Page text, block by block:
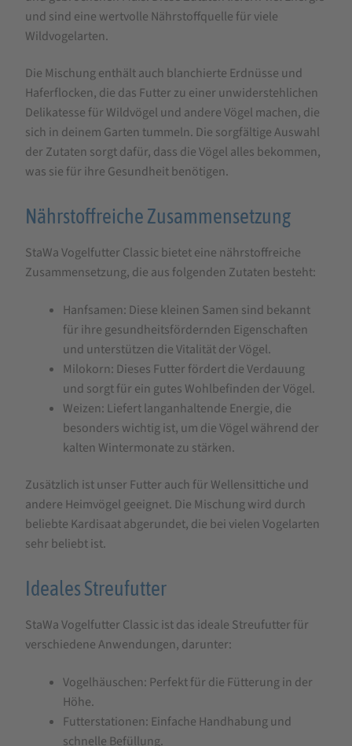
und sind eine wertvolle Nährstoffquelle für viele
Wildvogelarten.
Die Mischung enthält auch blanchierte Erdnüsse und
Haferflocken, die das Futter zu einer unwiderstehlichen
Delikatesse für Wildvögel und andere Vögel machen, die
sich in deinem Garten tummeln. Die sorgfältige Auswahl
der Zutaten sorgt dafür, dass die Vögel alles bekommen,
was sie für ihre Gesundheit benötigen.
Nährstoffreiche Zusammensetzung
StaWa Vogelfutter Classic bietet eine nährstoffreiche
Zusammensetzung, die aus folgenden Zutaten besteht:
Hanfsamen: Diese kleinen Samen sind bekannt
für ihre gesundheitsfördernden Eigenschaften
und unterstützen die Vitalität der Vögel.
Milokorn: Dieses Futter fördert die Verdauung
und sorgt für ein gutes Wohlbefinden der Vögel.
Weizen: Liefert langanhaltende Energie, die
besonders wichtig ist, um die Vögel während der
kalten Wintermonate zu stärken.
Zusätzlich ist unser Futter auch für Wellensittiche und
andere Heimvögel geeignet. Die Mischung wird durch
beliebte Kardisaat abgerundet, die bei vielen Vogelarten
sehr beliebt ist.
Ideales Streufutter
StaWa Vogelfutter Classic ist das ideale Streufutter für
verschiedene Anwendungen, darunter:
Vogelhäuschen: Perfekt für die Fütterung in der
Höhe.
Futterstationen: Einfache Handhabung und
schnelle Befüllung.